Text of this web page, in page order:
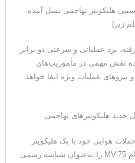
به سومین اقتصاد بزرگ جهان
خبر خوبی برای
به پاسدار احمد وحیدی، سرکرده
هلیکوپتر تهاجمی نسل آینده
برد عملیاتی و سرعتی دو برابر
نقش مهمی در مأموریت‌های
نیروهای عملیات ویژه ایفا خواهد
جدید هلیکوپترهای تهاجمی
هوایی خود با یک هلیکوپتر
جدید است. ارتش آمریکا به‌تازگی نام MV-75 را به‌عنوان شناسه رسمی